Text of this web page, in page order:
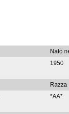
Nato
1950
Razza
*AA*